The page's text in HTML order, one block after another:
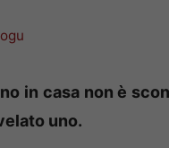
in casa non è
uno.